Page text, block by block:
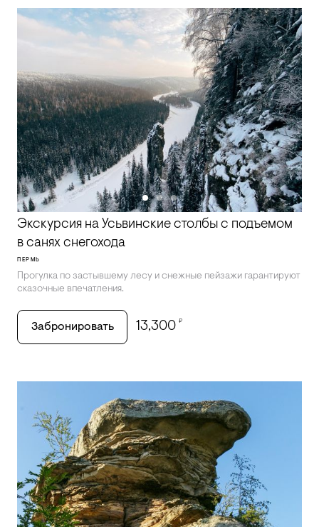
Экскурсия на Усьвинские столбы с подъемом
в санях снегохода
ПЕРМЬ
Прогулка по застывшему лесу и снежные пейзажи гарантируют
сказочные впечатления.
Забронировать 13,300 ₽